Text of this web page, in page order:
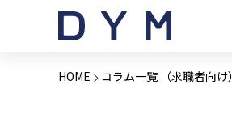
HOME コラム一覧 （求職者向け）